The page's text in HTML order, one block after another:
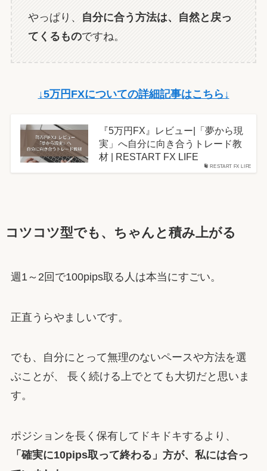
やっぱり、
自分に合う方法は、自然と戻っ
てくるものですね。
↓5万円FXについての詳細記事はこちら↓
RESTART FX LIFE
『5万円FX』レビュー|「夢から現
実」へ自分に向き合うトレード教
材 | RESTART FX LIFE
コツコツ型でも、ちゃんと積み上がる
週1～2回で100pips取る人は本当にすごい。
正直うらやましいです。
でも、自分にとって無理のないペースや方法を選
ぶことが、 長く続ける上でとても大切だと思いま
す。
ポジションを長く保有してドキドキするより、
「確実に10pips取って終わる」方が、私には合っ